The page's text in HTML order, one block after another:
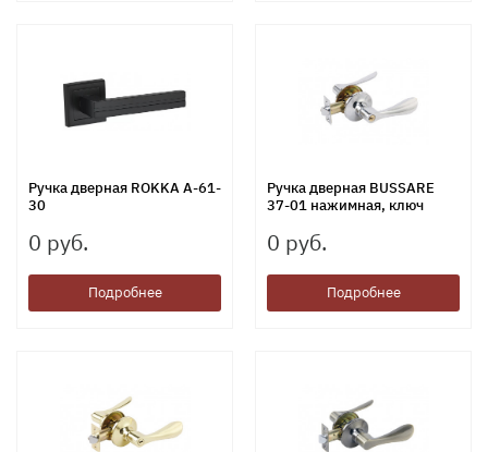
Ручка дверная ROKKA A-61-
30
0 руб.
Подробнее
Ручка дверная BUSSARE
37-01 нажимная, ключ
0 руб.
Подробнее